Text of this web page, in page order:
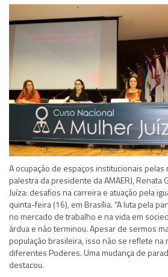
A ocupação de espaços institucionais
palestra da presidente da AMAERJ, Renata
Juíza: desafios na carreira e atuação pela
quinta-feira (16), em Brasília. “A luta pela
no mercado de trabalho e na vida em
árdua e não terminou. Apesar de sermos
população brasileira, isso não se reflete na
diferentes Poderes. Uma mudança de
destacou.